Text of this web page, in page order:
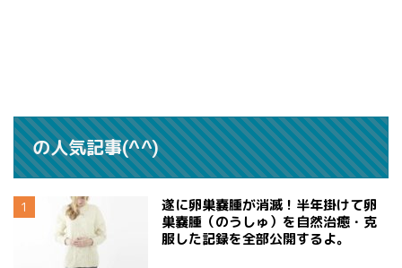
の人気記事(^^)
遂に卵巣嚢腫が消滅！半年掛けて卵
巣嚢腫（のうしゅ）を自然治癒・克
服した記録を全部公開するよ。